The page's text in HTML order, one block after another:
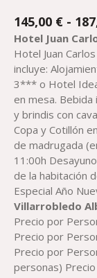
145,00 € -
Hotel Juan
Hotel Juan
incluye:
3*** o Hotel
en mesa. Bebida
y brindis con
Copa y Cotillón
de madrugada
11:00h
de la habitación
Especial Año
Villarrobledo
Precio por
Precio por
Precio por
personas)